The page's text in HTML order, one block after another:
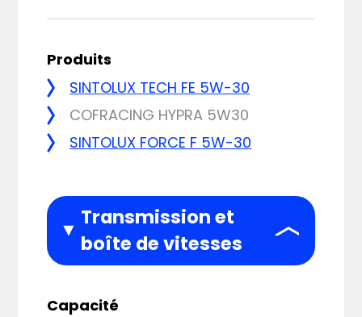
Produits
SINTOLUX TECH FE 5W-30
COFRACING HYPRA 5W30
SINTOLUX FORCE F 5W-30
Transmission et
boîte de vitesses
Capacité